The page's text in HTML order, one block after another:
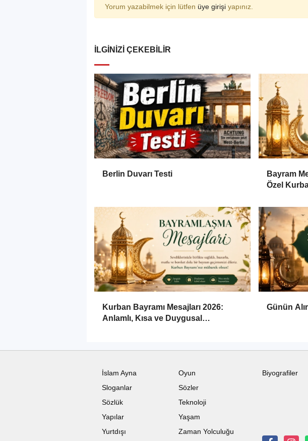
Yorum yazabilmek için lütfen üye girişi yapınız.
İLGINIZI ÇEKEBILIR
Berlin Duvarı Testi
Bayram
Özel
Kurban Bayramı Mesajları 2026:
Anlamlı, Kısa ve Duygusal
Günün
İslam Ayna
Oyun
Sloganlar
Sözler
Sözlük
Teknoloji
Yapılar
Yaşam
Yurtdışı
Zaman Yolculuğu
Biyografiler